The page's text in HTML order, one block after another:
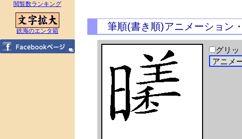
閲覧数ランキング
鉄海のエンタ箱 筆順(書き順)アニメーション
グリッ